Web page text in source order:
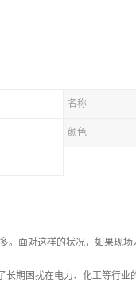
名称
颜色
。面对这样的状况，如果现
期困扰在电力、化工等行业